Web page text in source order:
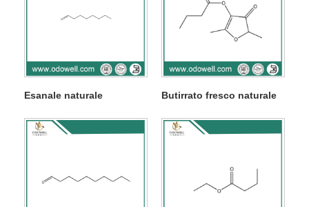
Esanale naturale Butirrato fresco naturale